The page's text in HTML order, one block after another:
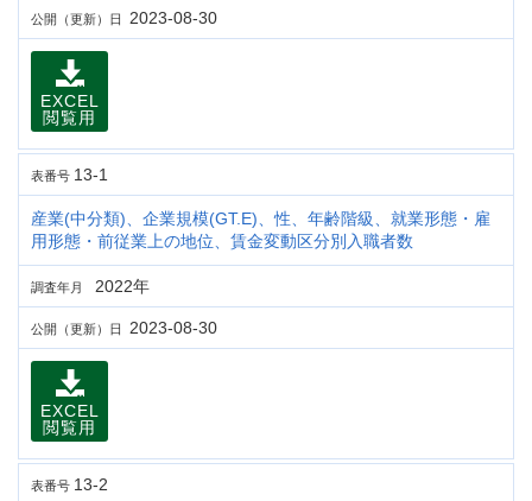
公開（更新）日 2023-08-30
EXCEL
閲覧用
表番号 13-1
産業(中分類)、企業規模(GT.E)、性、年齢階級、就業形態・雇
用形態・前従業上の地位、賃金変動区分別入職者数
調査年月 2022年
公開（更新）日 2023-08-30
EXCEL
閲覧用
表番号 13-2